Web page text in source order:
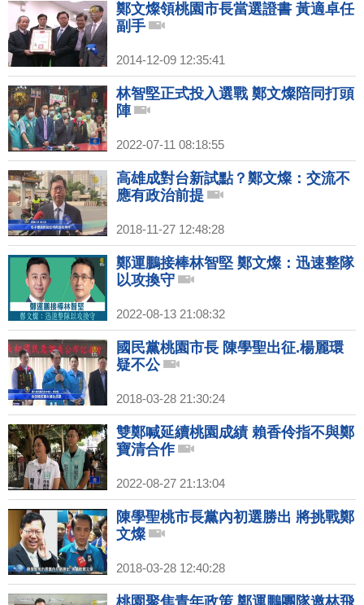
鄭文燦領桃園市長當選證書 黃適卓任
副手
2014-12-09 12:35:41
林智堅正式投入選戰 鄭文燦陪同打頭
陣
2022-07-11 08:18:55
高雄成對台新試點？鄭文燦：交流不
應有政治前提
2018-11-27 12:48:28
鄭運鵬接棒林智堅 鄭文燦：迅速整隊
以攻換守
2022-08-13 21:08:32
國民黨桃園市長 陳學聖出征.楊麗環
疑不公
2018-03-28 21:30:24
雙鄭喊延續桃園成績 賴香伶指不與鄭
寶清合作
2022-08-27 21:13:04
陳學聖桃市長黨內初選勝出 將挑戰鄭
文燦
2018-03-28 12:40:28